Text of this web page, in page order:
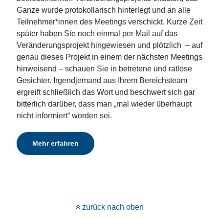
Ganze wurde protokollarisch hinterlegt und an alle
Teilnehmer*innen des Meetings verschickt. Kurze Zeit
später haben Sie noch einmal per Mail auf das
Veränderungsprojekt hingewiesen und plötzlich – auf
genau dieses Projekt in einem der nächsten Meetings
hinweisend – schauen Sie in betretene und ratlose
Gesichter. Irgendjemand aus Ihrem Bereichsteam
ergreift schließlich das Wort und beschwert sich gar
bitterlich darüber, dass man „mal wieder überhaupt
nicht informiert“ worden sei.
Mehr erfahren
zurück nach oben